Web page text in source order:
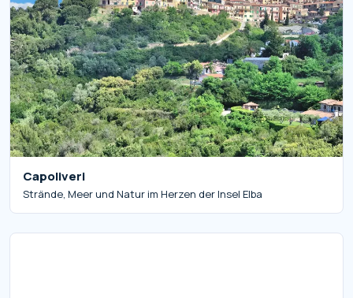
Capoliveri
Strände, Meer und Natur im Herzen der Insel Elba